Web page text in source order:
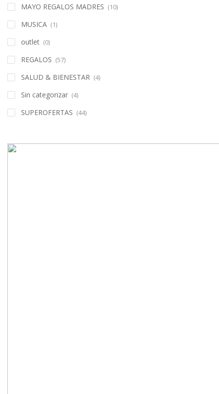
MAYO REGALOS MADRES (10)
MUSICA (1)
outlet (0)
REGALOS (57)
SALUD & BIENESTAR (4)
Sin categorizar (4)
SUPEROFERTAS (44)